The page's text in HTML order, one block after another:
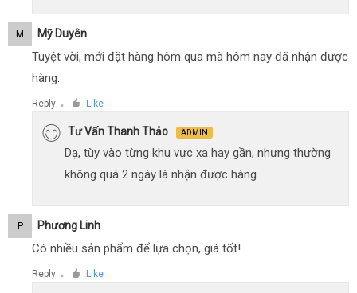
M Mỹ Duyên
Tuyệt vời, mới đặt hàng hôm qua mà hôm nay đã nhận được
hàng.
Reply ● Like
Tư Vấn Thanh Thảo ADMIN
Dạ, tùy vào từng khu vực xa hay gần, nhưng thường
không quá 2 ngày là nhận được hàng
P Phương Linh
Có nhiều sản phẩm để lựa chọn, giá tốt!
Reply ● Like